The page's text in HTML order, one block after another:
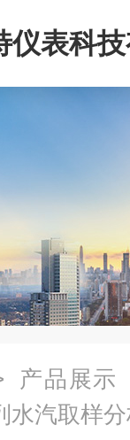
仪表科
产品展示
水汽取样